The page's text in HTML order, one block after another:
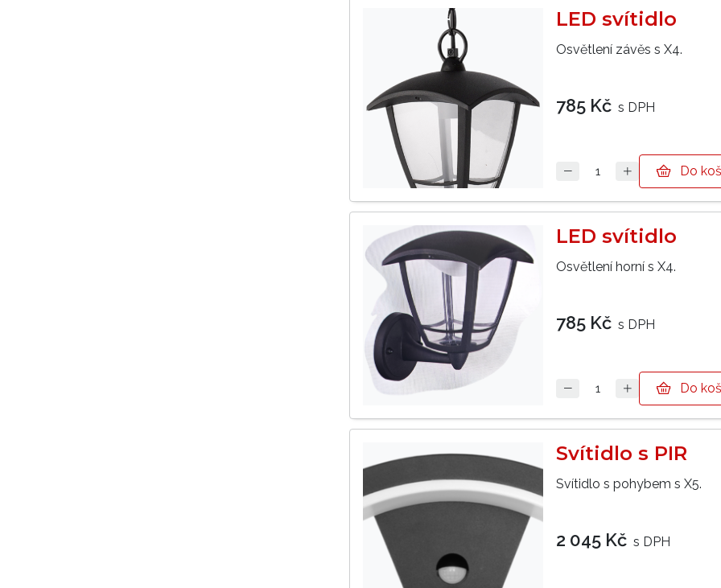
LED svítidlo
Osvětlení závěs s X4.
785 Kč s DPH
Do
LED svítidlo
Osvětlení horní s X4.
785 Kč s DPH
Do
Svítidlo s PIR
Svítidlo s pohybem s X5.
2 045 Kč s DPH